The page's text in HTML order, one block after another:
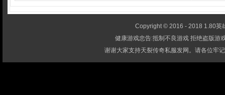
Copyright © 2016 - 2018 1.80英
健康游戏忠告:抵制不良游戏 拒绝盗版游
谢谢大家支持天裂传奇私服发网。请各位牢